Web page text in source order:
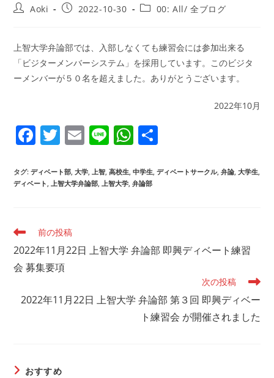
投
Aoki
投
開
日:
2022-10-30
投
テ
ゴ
リ
ー:
00: All/ 全ブログ
上智大学弁論部では、入部しなくても練習会には参加出来る
「ビジターメンバーシステム」を採用しています。このビジタ
ーメンバーが５０名を超えました。ありがとうございます。
2022年10月
F
c
e
o
o
k
T
itt
er
E
ai
l
Li
e
W
at
s
p
タグ:ディベート部, 大学, 上智, 高校生, 中学生, ディベートサークル, 弁論, 大学生,
ディベート, 上智大学弁論部, 上智大学, 弁論部
そ
他
の
を
前の投稿
2022年11月22日 上智大学 弁論部 即興ディベート練習
会 募集要項
次の投稿
2022年11月22日 上智大学 弁論部 第３回 即興ディベー
ト練習会 が開催されました
おすすめ